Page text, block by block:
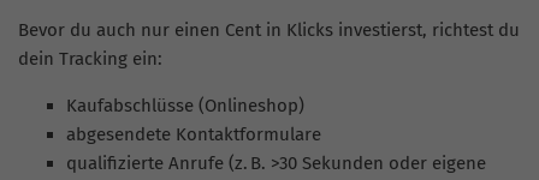
Bevor du auch nur einen Cent in Klicks investierst, richtest du
dein Tracking ein:
Kaufabschlüsse (Onlineshop)
abgesendete Kontaktformulare
qualifizierte Anrufe (z. B. >30 Sekunden oder eigene